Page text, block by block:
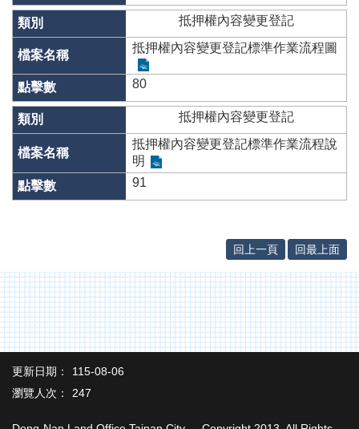
線
上
申
辦
與
查
詢
便
民
服
務
交
流
下
載
專
區
主
抵押權內容變更登記
抵押權內容變更登記標準作業流程圖
80
抵押權內容變更登記
抵押權內容變更登記標準作業流程說
明
91
回上一頁 回最上面
更新日期：
115-08-06
瀏覽人次：
247